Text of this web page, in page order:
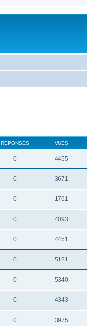
RÉPONSES VUES
0 4455
0 3671
0 1761
0 4093
0 4451
0 5191
0 5340
0 4343
0 3975